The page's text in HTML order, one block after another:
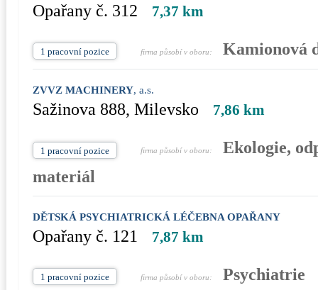
Opařany č. 312 7,37 km
1 pracovní pozice firma působí v oboru: Kamionová
ZVVZ MACHINERY, a.s.
Sažinova 888, Milevsko 7,86 km
1 pracovní pozice firma působí v oboru:
Ekologie,
materiál
DĚTSKÁ PSYCHIATRICKÁ LÉČEBNA OPAŘANY
Opařany č. 121 7,87 km
1 pracovní pozice firma působí v oboru: Psychiatrie